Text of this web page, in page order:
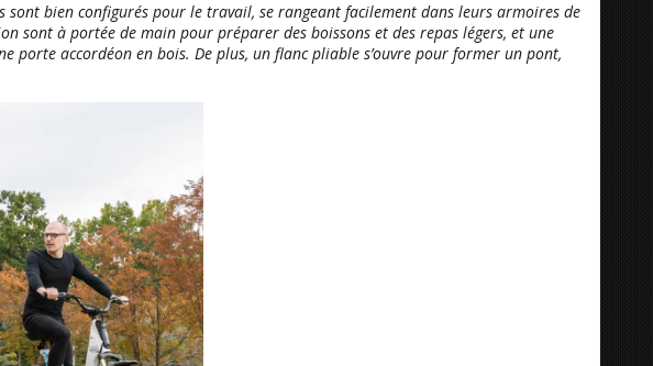
bien configurés pour le travail, se rangeant facilement dans leurs armoires de
sont à portée de main pour préparer des boissons et des repas légers, et une
porte accordéon en bois. De plus, un flanc pliable s’ouvre pour former un pont,